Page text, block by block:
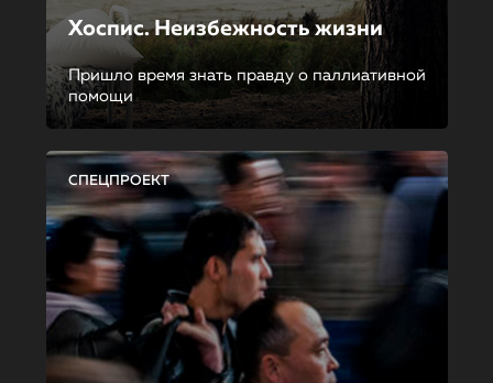
Хоспис. Неизбежность жизни
Пришло время знать правду о паллиативной
помощи
СПЕЦПРОЕКТ